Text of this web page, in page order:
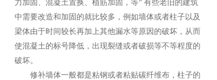
力加固、混凝土置换、植筋加固，等” 有些老旧的建筑
中需要改造和加固的就比较多，例如墙体或者柱子以及
梁体由于时间较长再加上其他漏水等原因的破坏，从而
使混凝土的标号降低，出现裂缝或者破损等不等程度的
破坏。
修补墙体一般都是粘钢或者粘贴碳纤维布，柱子的